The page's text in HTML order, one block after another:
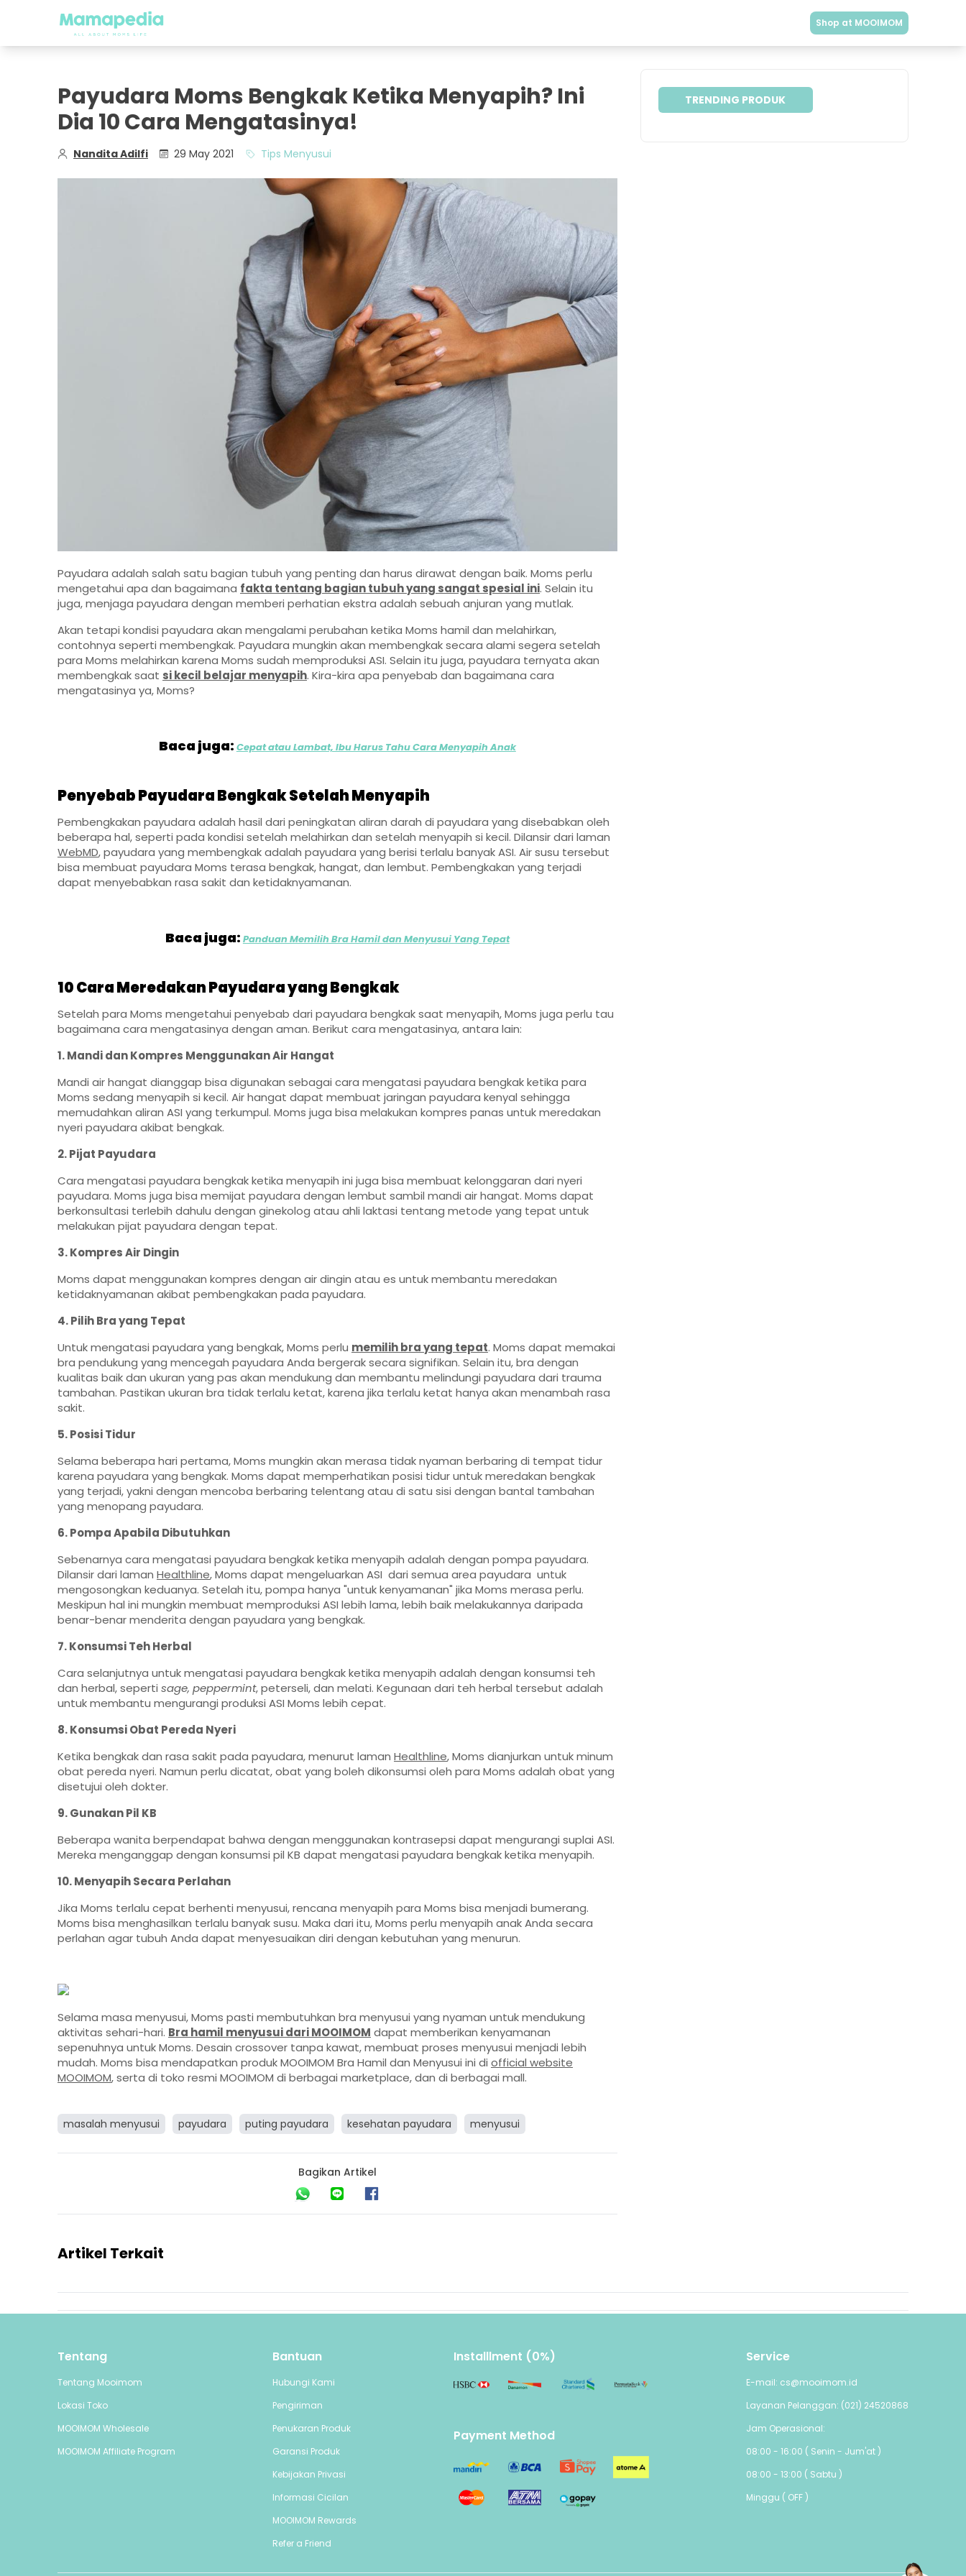
Shop at MOOIMOM
Payudara Moms Bengkak Ketika Menyapih? Ini
Dia 10 Cara Mengatasinya!
Nandita Adilfi 29 May 2021 Tips Menyusui
Payudara adalah salah satu bagian tubuh yang penting dan harus dirawat dengan baik. Moms perlu
mengetahui apa dan bagaimana fakta tentang bagian tubuh yang sangat spesial ini. Selain itu
juga, menjaga payudara dengan memberi perhatian ekstra adalah sebuah anjuran yang mutlak.
Akan tetapi kondisi payudara akan mengalami perubahan ketika Moms hamil dan melahirkan,
contohnya seperti membengkak. Payudara mungkin akan membengkak secara alami segera setelah
para Moms melahirkan karena Moms sudah memproduksi ASI. Selain itu juga, payudara ternyata akan
membengkak saat si kecil belajar menyapih. Kira-kira apa penyebab dan bagaimana cara
mengatasinya ya, Moms?
Baca juga: Cepat atau Lambat, Ibu Harus Tahu Cara Menyapih Anak
Penyebab Payudara Bengkak Setelah Menyapih
Pembengkakan payudara adalah hasil dari peningkatan aliran darah di payudara yang disebabkan oleh
beberapa hal, seperti pada kondisi setelah melahirkan dan setelah menyapih si kecil. Dilansir dari laman
WebMD, payudara yang membengkak adalah payudara yang berisi terlalu banyak ASI. Air susu tersebut
bisa membuat payudara Moms terasa bengkak, hangat, dan lembut. Pembengkakan yang terjadi
dapat menyebabkan rasa sakit dan ketidaknyamanan.
Baca juga: Panduan Memilih Bra Hamil dan Menyusui Yang Tepat
10 Cara Meredakan Payudara yang Bengkak
Setelah para Moms mengetahui penyebab dari payudara bengkak saat menyapih, Moms juga perlu tau
bagaimana cara mengatasinya dengan aman. Berikut cara mengatasinya, antara lain:
1. Mandi dan Kompres Menggunakan Air Hangat
Mandi air hangat dianggap bisa digunakan sebagai cara mengatasi payudara bengkak ketika para
Moms sedang menyapih si kecil. Air hangat dapat membuat jaringan payudara kenyal sehingga
memudahkan aliran ASI yang terkumpul. Moms juga bisa melakukan kompres panas untuk meredakan
nyeri payudara akibat bengkak.
2. Pijat Payudara
Cara mengatasi payudara bengkak ketika menyapih ini juga bisa membuat kelonggaran dari nyeri
payudara. Moms juga bisa memijat payudara dengan lembut sambil mandi air hangat. Moms dapat
berkonsultasi terlebih dahulu dengan ginekolog atau ahli laktasi tentang metode yang tepat untuk
melakukan pijat payudara dengan tepat.
3. Kompres Air Dingin
Moms dapat menggunakan kompres dengan air dingin atau es untuk membantu meredakan
ketidaknyamanan akibat pembengkakan pada payudara.
4. Pilih Bra yang Tepat
Untuk mengatasi payudara yang bengkak, Moms perlu memilih bra yang tepat. Moms dapat memakai
bra pendukung yang mencegah payudara Anda bergerak secara signifikan. Selain itu, bra dengan
kualitas baik dan ukuran yang pas akan mendukung dan membantu melindungi payudara dari trauma
tambahan. Pastikan ukuran bra tidak terlalu ketat, karena jika terlalu ketat hanya akan menambah rasa
sakit.
5. Posisi Tidur
Selama beberapa hari pertama, Moms mungkin akan merasa tidak nyaman berbaring di tempat tidur
karena payudara yang bengkak. Moms dapat memperhatikan posisi tidur untuk meredakan bengkak
yang terjadi, yakni dengan mencoba berbaring telentang atau di satu sisi dengan bantal tambahan
yang menopang payudara.
6. Pompa Apabila Dibutuhkan
Sebenarnya cara mengatasi payudara bengkak ketika menyapih adalah dengan pompa payudara.
Dilansir dari laman Healthline, Moms dapat mengeluarkan ASI dari semua area payudara untuk
mengosongkan keduanya. Setelah itu, pompa hanya "untuk kenyamanan" jika Moms merasa perlu.
Meskipun hal ini mungkin membuat memproduksi ASI lebih lama, lebih baik melakukannya daripada
benar-benar menderita dengan payudara yang bengkak.
7. Konsumsi Teh Herbal
Cara selanjutnya untuk mengatasi payudara bengkak ketika menyapih adalah dengan konsumsi teh
dan herbal, seperti sage, peppermint, peterseli, dan melati. Kegunaan dari teh herbal tersebut adalah
untuk membantu mengurangi produksi ASI Moms lebih cepat.
8. Konsumsi Obat Pereda Nyeri
Ketika bengkak dan rasa sakit pada payudara, menurut laman Healthline, Moms dianjurkan untuk minum
obat pereda nyeri. Namun perlu dicatat, obat yang boleh dikonsumsi oleh para Moms adalah obat yang
disetujui oleh dokter.
9. Gunakan Pil KB
Beberapa wanita berpendapat bahwa dengan menggunakan kontrasepsi dapat mengurangi suplai ASI.
Mereka menganggap dengan konsumsi pil KB dapat mengatasi payudara bengkak ketika menyapih.
10. Menyapih Secara Perlahan
Jika Moms terlalu cepat berhenti menyusui, rencana menyapih para Moms bisa menjadi bumerang.
Moms bisa menghasilkan terlalu banyak susu. Maka dari itu, Moms perlu menyapih anak Anda secara
perlahan agar tubuh Anda dapat menyesuaikan diri dengan kebutuhan yang menurun.
Selama masa menyusui, Moms pasti membutuhkan bra menyusui yang nyaman untuk mendukung
aktivitas sehari-hari. Bra hamil menyusui dari MOOIMOM dapat memberikan kenyamanan
sepenuhnya untuk Moms. Desain crossover tanpa kawat, membuat proses menyusui menjadi lebih
mudah. Moms bisa mendapatkan produk MOOIMOM Bra Hamil dan Menyusui ini di official website
MOOIMOM, serta di toko resmi MOOIMOM di berbagai marketplace, dan di berbagai mall.
masalah menyusui payudara puting payudara kesehatan payudara menyusui
Bagikan Artikel
TRENDING PRODUK
Artikel Terkait
Tentang
Tentang Mooimom
Lokasi Toko
MOOIMOM Wholesale
MOOIMOM Affiliate Program
Bantuan
Hubungi Kami
Pengiriman
Penukaran Produk
Garansi Produk
Kebijakan Privasi
Informasi Cicilan
MOOIMOM Rewards
Refer a Friend
Installlment (0%)
Payment Method
Service
E-mail: cs@mooimom.id
Layanan Pelanggan: (021) 24520868
Jam Operasional:
08:00 - 16:00 ( Senin - Jum'at )
08:00 - 13:00 ( Sabtu )
Minggu ( OFF )